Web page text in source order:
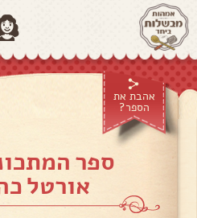
אהבת את
הספר?
ספר
אורטל